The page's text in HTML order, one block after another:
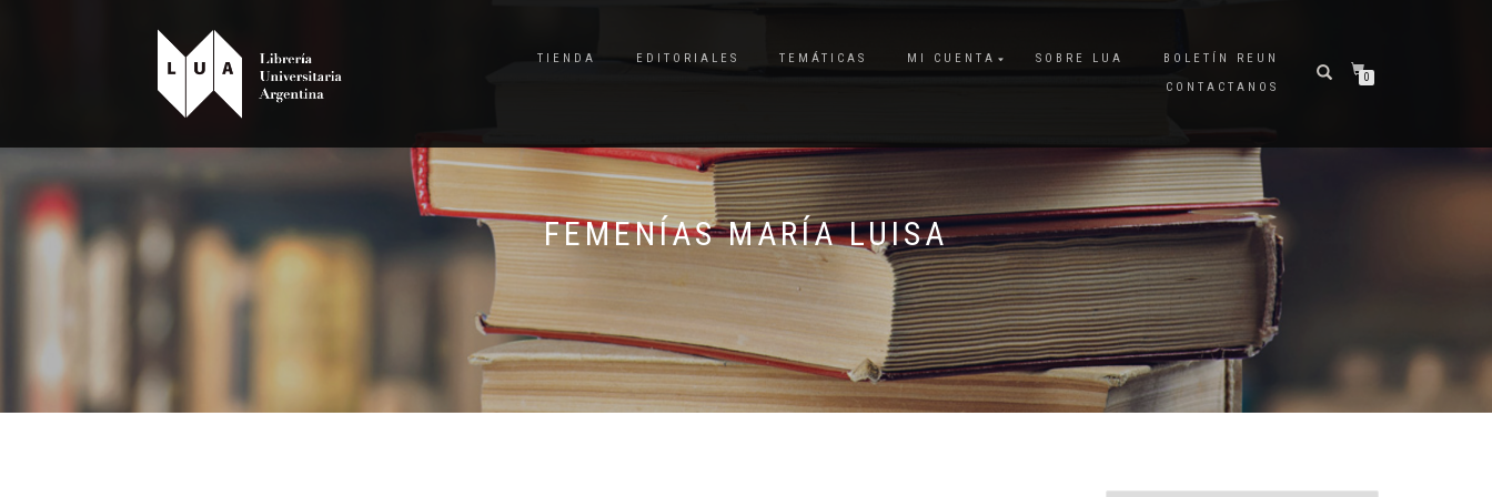
TIENDA EDITORIALES TEMÁTICAS MI CUENTA SOBRE LUA
BOLETÍN REUN
CONTACTANOS
0
FEMENÍAS MARÍA LUISA